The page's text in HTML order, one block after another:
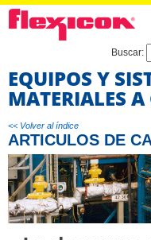
Buscar:
EQUIPOS Y
MATERIALES
<< Volver al índice
ARTICULOS DE